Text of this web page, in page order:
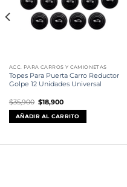
ACC. PARA CARROS Y CAMIONETAS
Topes Para Puerta Carro Reductor
Golpe 12 Unidades Universal
$35,900 El
precio
original
era:
$35,900.
$18,900El
actual
es:
$18,900.
AÑADIR AL CARRITO